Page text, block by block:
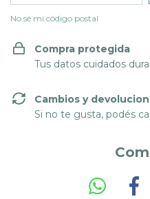
No sé mi código postal
Compra protegida
Tus datos cuidados
Cambios y
Si no te gusta, podés